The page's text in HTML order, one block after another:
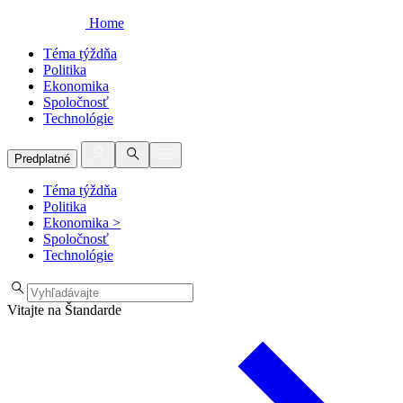
Home
Téma týždňa
Politika
Ekonomika
Spoločnosť
Technológie
Predplatné
Téma týždňa
Politika
Ekonomika >
Spoločnosť
Technológie
Vitajte na Štandarde